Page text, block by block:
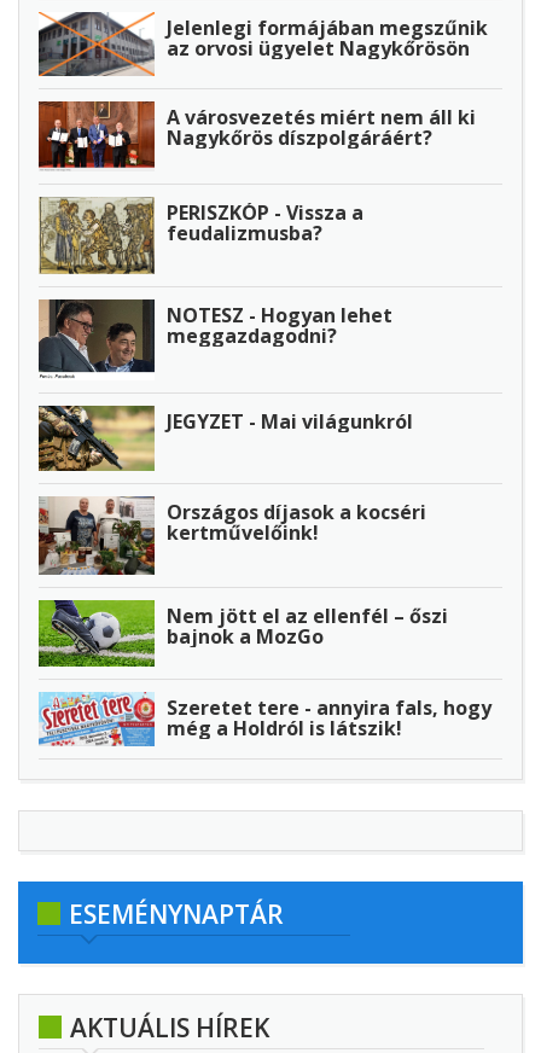
Jelenlegi formájában megszűnik
az orvosi ügyelet Nagykőrösön
A városvezetés miért nem áll ki
Nagykőrös díszpolgáráért?
PERISZKÓP - Vissza a
feudalizmusba?
NOTESZ - Hogyan lehet
meggazdagodni?
JEGYZET - Mai világunkról
Országos díjasok a kocséri
kertművelőink!
Nem jött el az ellenfél – őszi
bajnok a MozGo
Szeretet tere - annyira fals, hogy
még a Holdról is látszik!
ESEMÉNYNAPTÁR
AKTUÁLIS HÍREK